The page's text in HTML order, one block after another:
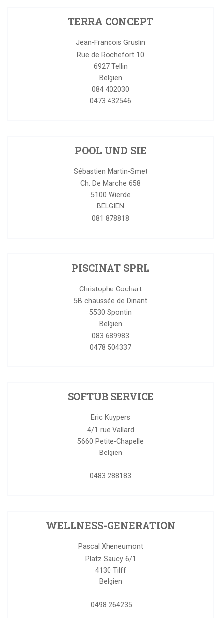
TERRA CONCEPT
Jean-Francois Gruslin
Rue de Rochefort 10
6927 Tellin
Belgien
084 402030
0473 432546
POOL UND SIE
Sébastien Martin-Smet
Ch. De Marche 658
5100 Wierde
BELGIEN
081 878818
PISCINAT SPRL
Christophe Cochart
5B chaussée de Dinant
5530 Spontin
Belgien
083 689983
0478 504337
SOFTUB SERVICE
Eric Kuypers
4/1 rue Vallard
5660 Petite-Chapelle
Belgien
0483 288183
WELLNESS-GENERATION
Pascal Xheneumont
Platz Saucy 6/1
4130 Tilff
Belgien
0498 264235